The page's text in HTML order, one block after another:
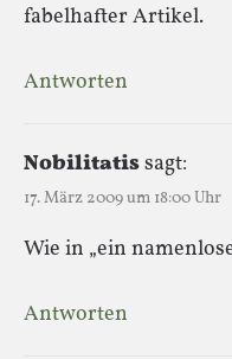
fabelhafter Artikel.
Antworten
Nobilitatissagt:
17. März 2009 um 18:00 Uhr
Wie in „ein
Antworten